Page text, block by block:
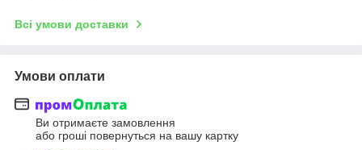
Всі умови доставки
Умови оплати
Ви отримаєте замовлення
або гроші повернуться на вашу картку